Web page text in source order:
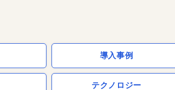
導入事例
テクノロジー